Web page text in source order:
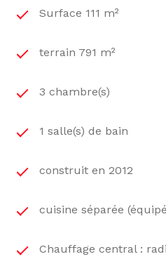
Surface 111 m²
terrain 791 m²
3 chambre(s)
1 salle(s) de bain
construit en 2012
cuisine séparée
Chauffage central :